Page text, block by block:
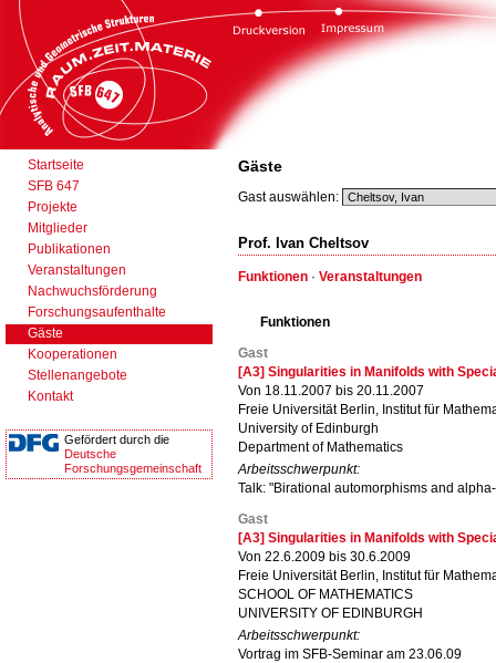
Startseite
SFB 647
Projekte
Mitglieder
Publikationen
Veranstaltungen
Nachwuchsförderung
Forschungsaufenthalte
Gäste
Kooperationen
Stellenangebote
Kontakt
Gefördert durch die
Deutsche
Forschungsgemeinschaft
Gäste
Gast auswählen:
Prof. Ivan Cheltsov
Funktionen · Veranstaltungen
Funktionen
Gast
[A3] Singularities in Manifolds with
Von 18.11.2007 bis 20.11.2007
Freie Universität Berlin, Institut für
University of Edinburgh
Department of Mathematics
Arbeitsschwerpunkt:
Talk: "Birational automorphisms and
Gast
[A3] Singularities in Manifolds with
Von 22.6.2009 bis 30.6.2009
Freie Universität Berlin, Institut für
SCHOOL OF MATHEMATICS
UNIVERSITY OF EDINBURGH
Arbeitsschwerpunkt:
Vortrag im SFB-Seminar am 23.06.09